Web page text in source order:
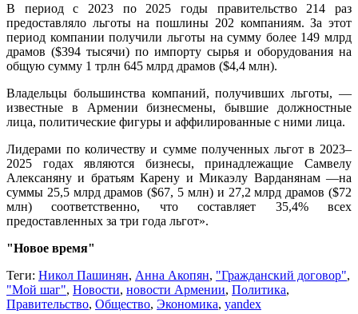
В период с 2023 по 2025 годы правительство 214 раз
предоставляло льготы на пошлины 202 компаниям. За этот
период компании получили льготы на сумму более 149 млрд
драмов ($394 тысячи) по импорту сырья и оборудования на
общую сумму 1 трлн 645 млрд драмов ($4,4 млн).
Владельцы большинства компаний, получивших льготы, —
известные в Армении бизнесмены, бывшие должностные
лица, политические фигуры и аффилированные с ними лица.
Лидерами по количеству и сумме полученных льгот в 2023–
2025 годах являются бизнесы, принадлежащие Самвелу
Алексaняну и братьям Карену и Микаэлу Варданянам —на
суммы 25,5 млрд драмов ($67, 5 млн) и 27,2 млрд драмов ($72
млн) соответственно, что составляет 35,4% всех
предоставленных за три года льгот».
"Новое время"
Теги: Никол Пашинян, Анна Акопян, "Гражданский договор",
"Мой шаг", Новости, новости Армении, Политика,
Правительство, Общество, Экономика, yandex